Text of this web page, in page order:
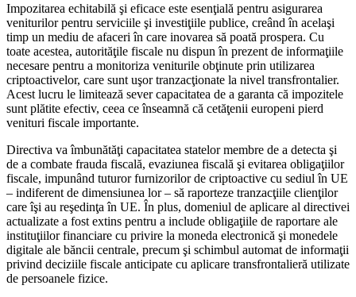
Impozitarea echitabilă şi eficace este esenţială pentru asigurarea
veniturilor pentru serviciile şi investiţiile publice, creând în acelaşi
timp un mediu de afaceri în care inovarea să poată prospera. Cu
toate acestea, autorităţile fiscale nu dispun în prezent de informaţiile
necesare pentru a monitoriza veniturile obţinute prin utilizarea
criptoactivelor, care sunt uşor tranzacţionate la nivel transfrontalier.
Acest lucru le limitează sever capacitatea de a garanta că impozitele
sunt plătite efectiv, ceea ce înseamnă că cetăţenii europeni pierd
venituri fiscale importante.
Directiva va îmbunătăţi capacitatea statelor membre de a detecta şi
de a combate frauda fiscală, evaziunea fiscală şi evitarea obligaţiilor
fiscale, impunând tuturor furnizorilor de criptoactive cu sediul în UE
– indiferent de dimensiunea lor – să raporteze tranzacţiile clienţilor
care îşi au reşedinţa în UE. În plus, domeniul de aplicare al directivei
actualizate a fost extins pentru a include obligaţiile de raportare ale
instituţiilor financiare cu privire la moneda electronică şi monedele
digitale ale băncii centrale, precum şi schimbul automat de informaţii
privind deciziile fiscale anticipate cu aplicare transfrontalieră utilizate
de persoanele fizice.